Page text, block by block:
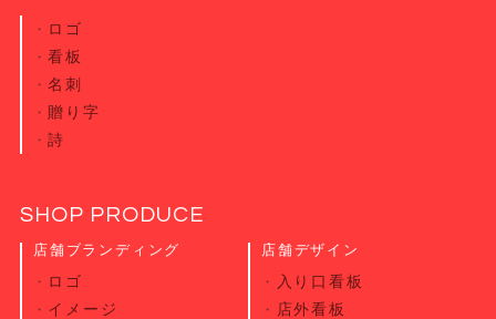
ロゴ
看板
名刺
贈り字
詩
SHOP PRODUCE
店舗ブランディング
ロゴ
イメージ
店舗デザイン
入り口看板
店外看板